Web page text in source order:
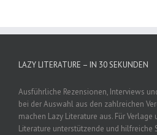
LAZY LITERATURE – IN 30 SEKUNDEN
Ausführliche Rezensionen, Interviews
bei der Auswahl aus den zahlreichen
machen Lazy Literature aus. Für
Literature unterstützende und hilfreiche